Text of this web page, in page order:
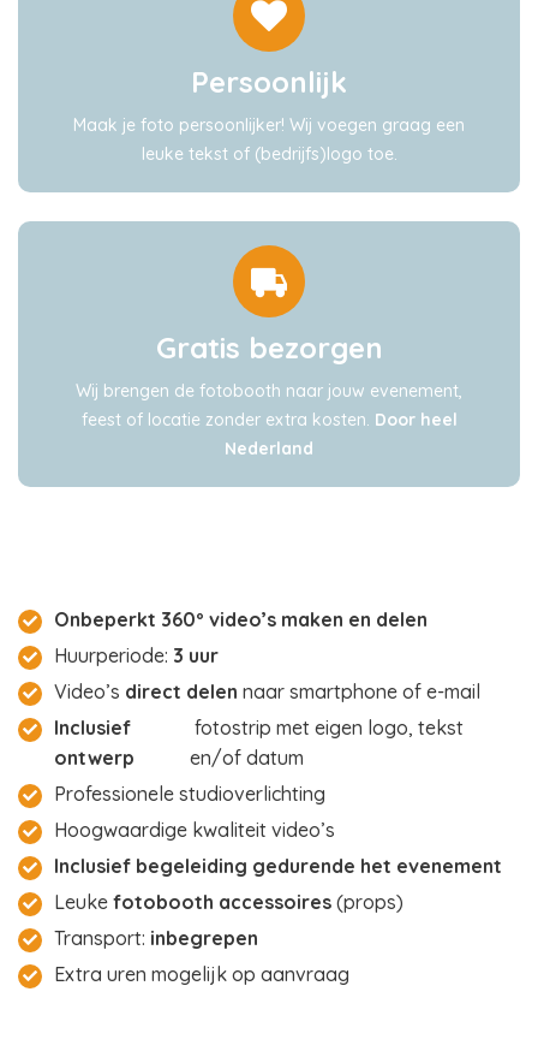
Persoonlijk
Maak je foto persoonlijker! Wij voegen graag een
leuke tekst of (bedrijfs)logo toe.
Gratis bezorgen
Wij brengen de fotobooth naar jouw evenement,
feest of locatie zonder extra kosten. Door heel
Nederland
Onbeperkt 360º video’s maken en delen
Huurperiode: 3 uur
Video’s direct delen naar smartphone of e-mail
Inclusief
ontwerp
fotostrip met eigen logo, tekst
en/of datum
Professionele studioverlichting
Hoogwaardige kwaliteit video’s
Inclusief begeleiding gedurende het evenement
Leuke fotobooth accessoires (props)
Transport: inbegrepen
Extra uren mogelijk op aanvraag